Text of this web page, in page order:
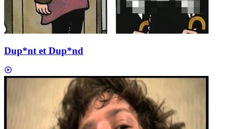
Dup*nt et Dup*nd